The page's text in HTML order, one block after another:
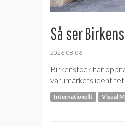
Så ser
2026-08-06
Birkenstock har
varumärkets identitet.
Internationellt Visual